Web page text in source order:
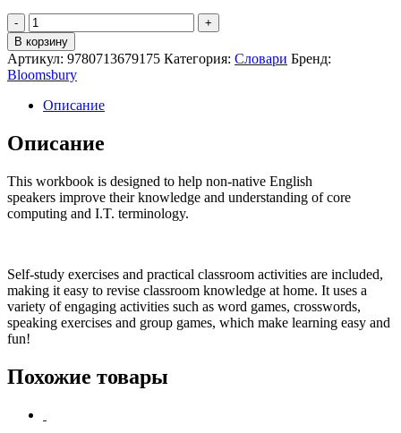
Quantity
В корзину
Артикул: 9780713679175 Категория: Словари Бренд:
Bloomsbury
Описание
Описание
This workbook is designed to help non-native English
speakers improve their knowledge and understanding of core
computing and I.T. terminology.
Self-study exercises and practical classroom activities are included,
making it easy to revise classroom knowledge at home. It uses a
variety of engaging activities such as word games, crosswords,
speaking exercises and group games, which make learning easy and
fun!
Похожие товары